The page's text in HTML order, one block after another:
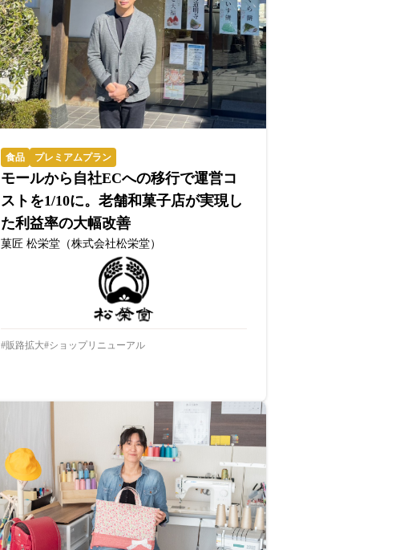
食品 プレミアムプラン
モールから自社ECへの移行で運営コ
ストを1/10に。老舗和菓子店が実現し
た利益率の大幅改善
菓匠 松栄堂（株式会社松栄堂）
販路拡大 ショップリニューアル